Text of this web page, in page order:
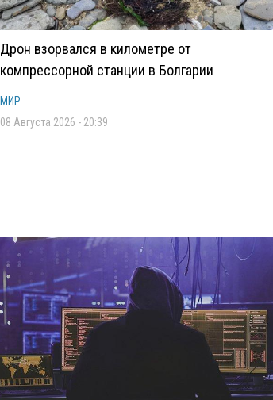
Дрон взорвался в километре от
компрессорной станции в Болгарии
МИР
08 Августа 2026 - 20:39